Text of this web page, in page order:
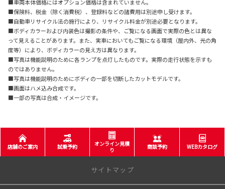
■車両本体価格にはオプション価格は含まれていません。
■保険料、税金（除く消費税）、登録料などの諸費用は別途申し受けます。
■自動車リサイクル法の施行により、リサイクル料金が別途必要となります。
■ボディカラーおよび内装色は撮影の条件や、ご覧になる画面で実際の色とは異な
って見えることがあります。また、実車においてもご覧になる環境（屋内外、光の角
度等）により、ボディカラーの見え方は異なります。
■写真は機能説明のために各ランプを点灯したものです。実際の走行状態を示すも
のではありません。
■写真は機能説明のためにボディの一部を切断したカットモデルです。
■画面はハメ込み合成です。
■一部の写真は合成・イメージです。
店舗のご案内 試乗予約
オンライン見積
り
商談予約 WEBカタログ
サイトマップ